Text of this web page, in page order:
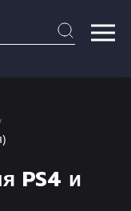
PS4 и